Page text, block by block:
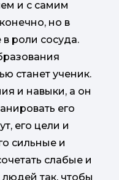
и с самим
но в
роли сосуда.
станет ученик.
и навыки, а он
его
его цели и
сильные и
слабые и
так, чтобы